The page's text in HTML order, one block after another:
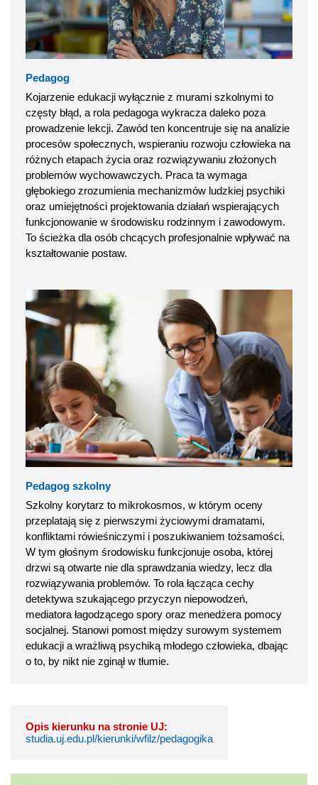
Pedagog
Kojarzenie edukacji wyłącznie z murami szkolnymi to
częsty błąd, a rola pedagoga wykracza daleko poza
prowadzenie lekcji. Zawód ten koncentruje się na analizie
procesów społecznych, wspieraniu rozwoju człowieka na
różnych etapach życia oraz rozwiązywaniu złożonych
problemów wychowawczych. Praca ta wymaga
głębokiego zrozumienia mechanizmów ludzkiej psychiki
oraz umiejętności projektowania działań wspierających
funkcjonowanie w środowisku rodzinnym i zawodowym.
To ścieżka dla osób chcących profesjonalnie wpływać na
kształtowanie postaw.
Pedagog szkolny
Szkolny korytarz to mikrokosmos, w którym oceny
przeplatają się z pierwszymi życiowymi dramatami,
konfliktami rówieśniczymi i poszukiwaniem tożsamości.
W tym głośnym środowisku funkcjonuje osoba, której
drzwi są otwarte nie dla sprawdzania wiedzy, lecz dla
rozwiązywania problemów. To rola łącząca cechy
detektywa szukającego przyczyn niepowodzeń,
mediatora łagodzącego spory oraz menedżera pomocy
socjalnej. Stanowi pomost między surowym systemem
edukacji a wrażliwą psychiką młodego człowieka, dbając
o to, by nikt nie zginął w tłumie.
Opis kierunku na stronie UJ:
studia.uj.edu.pl/kierunki/wfilz/pedagogika